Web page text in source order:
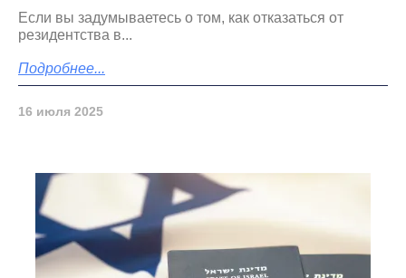
Если вы задумываетесь о том, как отказаться от
резидентства в...
Подробнее...
16 июля 2025